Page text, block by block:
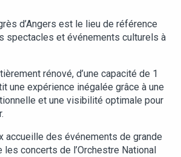
d’Angers est le lieu de référence
spectacles et événements culturels à
rénové, d’une capacité de 1
une expérience inégalée grâce à une
et une visibilité optimale pour
accueille des événements de grande
les concerts de l’Orchestre National